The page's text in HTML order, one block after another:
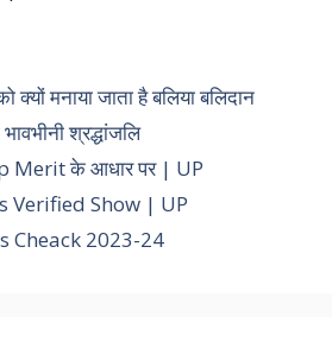
मनाया जाता है बलिया बलिदान
श्रद्धांजलि
Merit के आधार पर | UP
Verified Show | UP
Cheack 2023-24